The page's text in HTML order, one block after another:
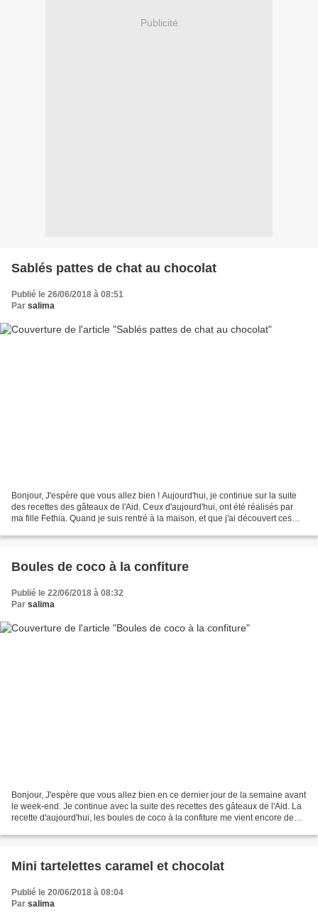
Publicité
Sablés pattes de chat au chocolat
Publié le 26/06/2018 à 08:51
Par salima
Bonjour, J'espère que vous allez bien ! Aujourd'hui, je continue sur la suite
des recettes des gâteaux de l'Aid. Ceux d'aujourd'hui, ont été réalisés par
ma fille Fethia. Quand je suis rentré à la maison, et que j'ai découvert ces
Boules de coco à la confiture
Publié le 22/06/2018 à 08:32
Par salima
Bonjour, J'espère que vous allez bien en ce dernier jour de la semaine avant
le week-end. Je continue avec la suite des recettes des gâteaux de l'Aid. La
recette d'aujourd'hui, les boules de coco à la confiture me vient encore de
Mini tartelettes caramel et chocolat
Publié le 20/06/2018 à 08:04
Par salima